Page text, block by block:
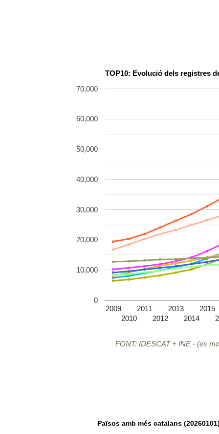
TOP10: Evolució dels registres
2009
2010
2011
2012
2013
2014
2015
0
10,000
20,000
30,000
40,000
50,000
60,000
70,000
FONT: IDESCAT + INE - (es
Països amb més catalans